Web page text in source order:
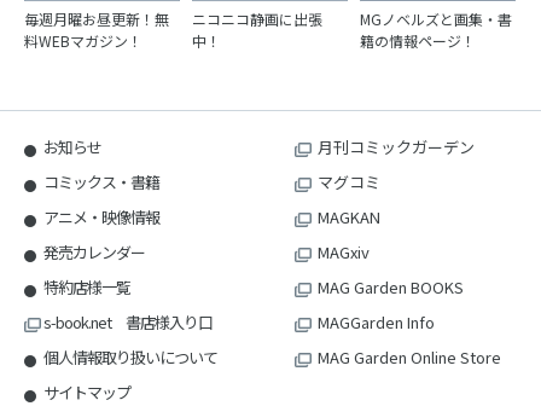
毎週月曜お昼更新！無
料WEBマガジン！
ニコニコ静画に出張
中！
MGノベルズと画集・書
籍の情報ページ！
お知らせ
コミックス・書籍
アニメ・映像情報
発売カレンダー
特約店様一覧
s-book.net 書店様入り口
個人情報取り扱いについて
サイトマップ
月刊コミックガーデン
マグコミ
MAGKAN
MAGxiv
MAG Garden BOOKS
MAGGarden Info
MAG Garden Online Store